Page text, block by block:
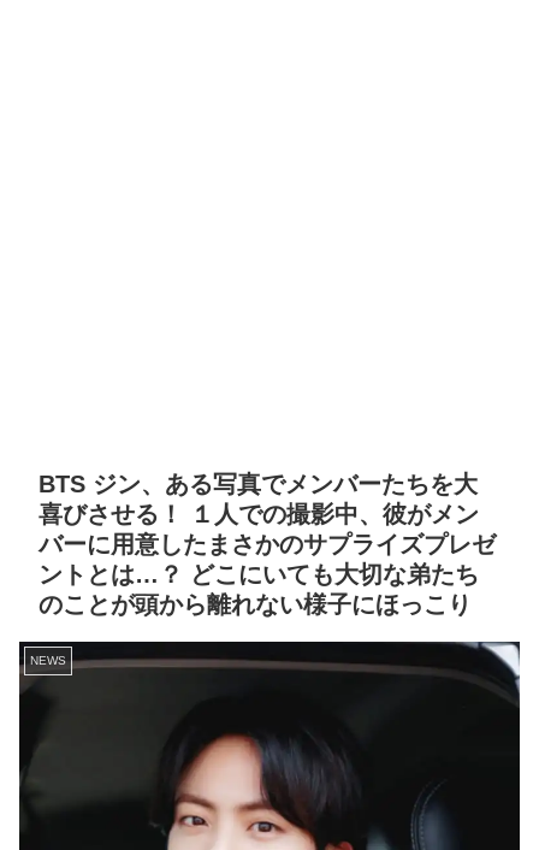
BTS ジン、ある写真でメンバーたちを大
喜びさせる！ １人での撮影中、彼がメン
バーに用意したまさかのサプライズプレゼ
ントとは…？ どこにいても大切な弟たち
のことが頭から離れない様子にほっこり
NEWS